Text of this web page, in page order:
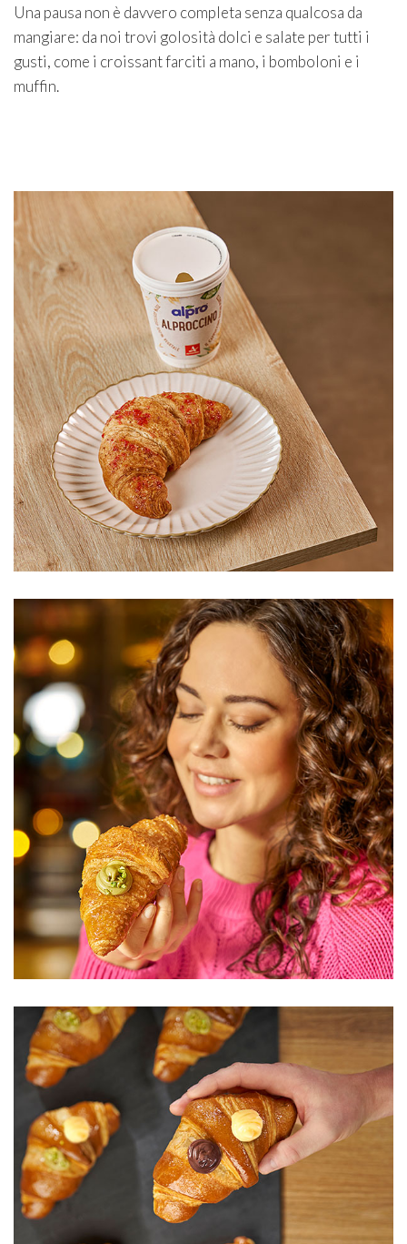
Una pausa non è davvero completa senza qualcosa da
mangiare: da noi trovi golosità dolci e salate per tutti i
gusti, come i croissant farciti a mano, i bomboloni e i
muffin.